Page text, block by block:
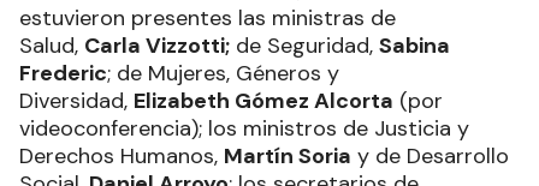
estuvieron presentes las ministras de
Salud, Carla Vizzotti; de Seguridad, Sabina
Frederic; de Mujeres, Géneros y
Diversidad, Elizabeth Gómez Alcorta (por
videoconferencia); los ministros de Justicia y
Derechos Humanos, Martín Soria y de Desarrollo